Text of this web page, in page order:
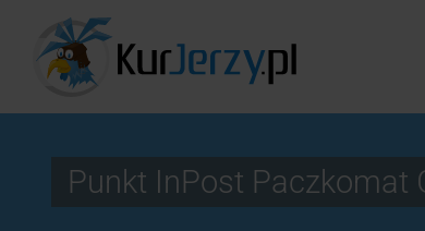
Punkt InPost Paczkomat